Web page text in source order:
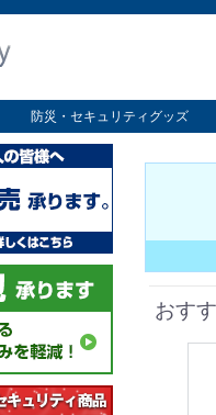
防災・セキュリティグッズ
セキュリティグッズ
防災グッズ
おす